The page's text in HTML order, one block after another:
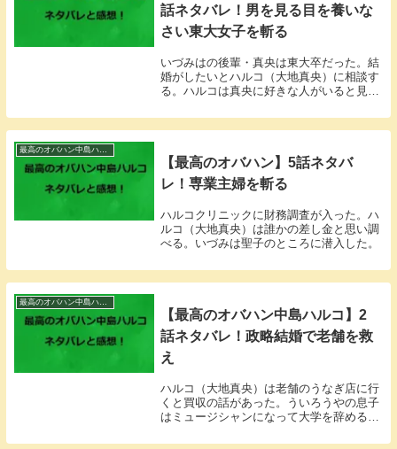
話ネタバレ！男を見る目を養いな
さい東大女子を斬る
いづみはの後輩・真央は東大卒だった。結
婚がしたいとハルコ（大地真央）に相談す
る。ハルコは真央に好きな人がいると見抜
最高のオバハン中島ハルコ
【最高のオバハン】5話ネタバ
レ！専業主婦を斬る
ハルコクリニックに財務調査が入った。ハ
ルコ（大地真央）は誰かの差し金と思い調
べる。いづみは聖子のところに潜入した。
最高のオバハン中島ハルコ
【最高のオバハン中島ハルコ】2
話ネタバレ！政略結婚で老舗を救
え
ハルコ（大地真央）は老舗のうなぎ店に行
くと買収の話があった。ういろうやの息子
はミュージシャンになって大学を辞めると